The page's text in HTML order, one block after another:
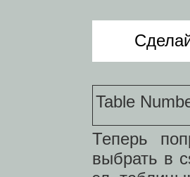
Table
Теперь
выбрать в